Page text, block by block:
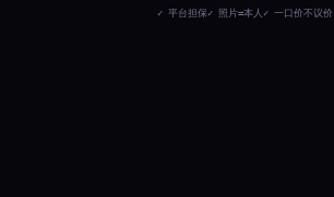
✓ 平台担保✓ 照片=本人 ✓ 一口价不议价